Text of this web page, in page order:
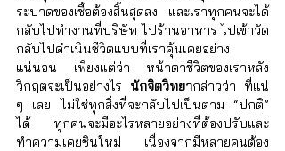
ระบาดของเชื้อต้องสิ้นสุดลง และเราทุกคนจะได้
กลับไปทำงานที่บริษัท ไปร้านอาหาร ไปเข้าวัด
กลับไปดำเนินชีวิตแบบที่เราคุ้นเคยอย่าง
แน่นอน เพียงแต่ว่า หน้าตาชีวิตของเราหลัง
วิกฤตจะเป็นอย่างไร นักจิตวิทยากล่าวว่า ที่แน่
ๆ เลย ไม่ใช่ทุกสิ่งที่จะกลับไปเป็นตาม “ปกติ”
ได้ ทุกคนจะมีอะไรหลายอย่างที่ต้องปรับและ
ทำความเคยชินใหม่ เนื่องจากมีหลายคนต้อง